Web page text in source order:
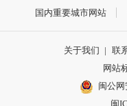
国内重要城市网站
关于我们 | 联
网站
闽公
闽